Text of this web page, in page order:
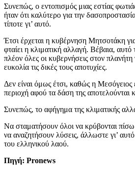
Συνεπώς, ο εντοπισμός μιας εστίας
ήταν ότι καλύτερο για την
τίποτε γι’ αυτό.
Έτσι έρχεται η κυβέρνηση Μητσοτάκη
φταίει η κλιματική αλλαγή. Βέβαια, αυτό
πλέον όλες οι κυβερνήσεις στον
ευκολία τις δικές τους αποτυχίες.
Δεν είναι όμως έτσι, καθώς η Μεσόγειος
περιοχή αφού τα δάση της αποτελούνται
Συνεπώς, το αφήγημα της κλιματικής
Να σταματήσουν όλοι να κρύβονται
να αναζητήσουν λύσεις, άλλωστε γι’
του ελληνικού λαού.
Πηγή: Pronews